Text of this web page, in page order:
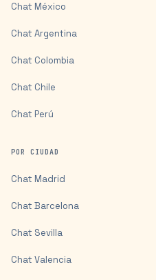
Chat México
Chat Argentina
Chat Colombia
Chat Chile
Chat Perú
POR CIUDAD
Chat Madrid
Chat Barcelona
Chat Sevilla
Chat Valencia